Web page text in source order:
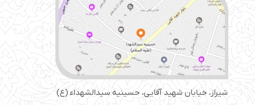
شیراز، خیابان شهید آقایی، حسینیه سید‌الشهداء (ع)